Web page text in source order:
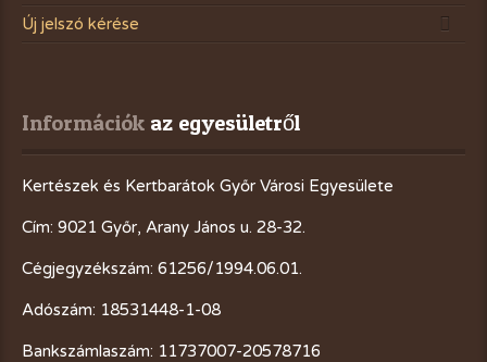
Új jelszó kérése
Információk az egyesületről
Kertészek és Kertbarátok Győr Városi Egyesülete
Cím: 9021 Győr, Arany János u. 28-32.
Cégjegyzékszám: 61256/1994.06.01.
Adószám: 18531448-1-08
Bankszámlaszám: 11737007-20578716